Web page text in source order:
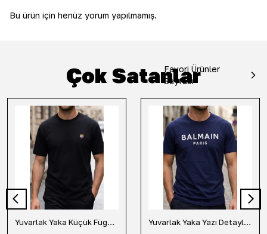
Bu ürün için henüz yorum yapılmamış.
Çok Satanlar
Favori Ürünler
Sayfası
Yuvarlak Yaka Küçük Fügür Detaylı Tişört-Siyah Yuvarlak Yaka Yazı Detaylı Tişört-Lacivert